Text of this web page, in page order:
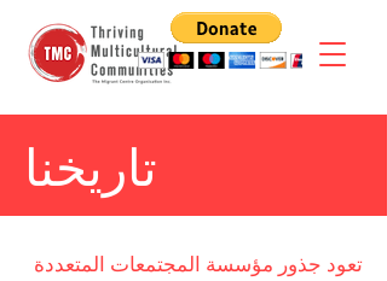
تاريخنا
تعود جذور مؤسسة المجتمعات المتعددة